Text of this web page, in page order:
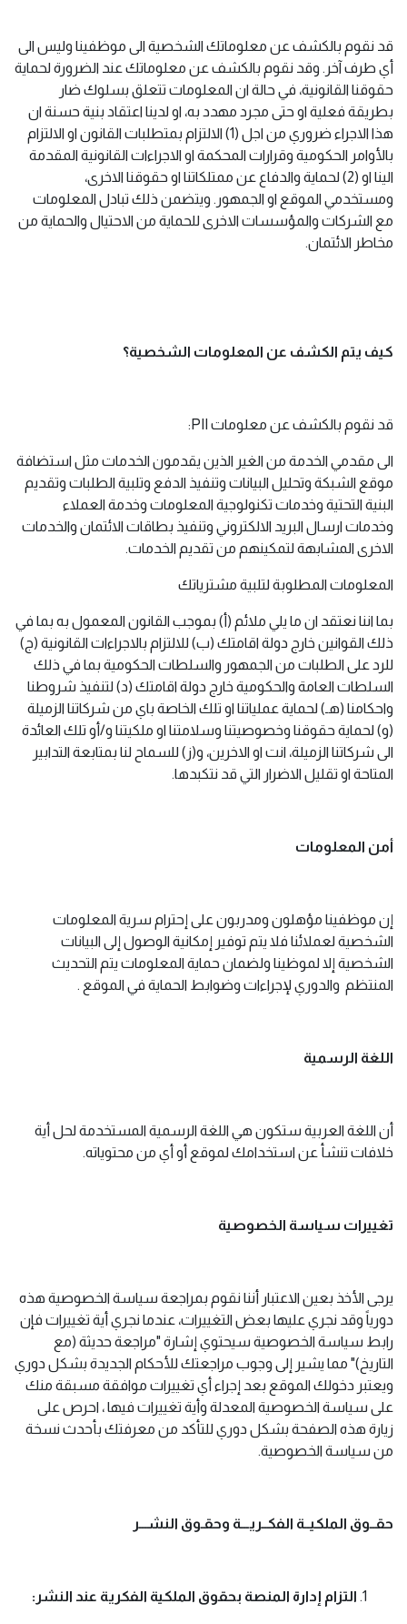
قد نقوم بالكشف عن معلوماتك الشخصية الى موظفينا وليس الى
أي طرف آخر. وقد نقوم بالكشف عن معلوماتك عند الضرورة لحماية
حقوقنا القانونية، في حالة ان المعلومات تتعلق بسلوك ضار
بطريقة فعلية او حتى مجرد مهدد به، او لدينا اعتقاد بنية حسنة ان
هذا الاجراء ضروري من اجل (1) الالتزام بمتطلبات القانون او الالتزام
بالأوامر الحكومية وقرارات المحكمة او الاجراءات القانونية المقدمة
الينا او (2) لحماية والدفاع عن ممتلكاتنا او حقوقنا الاخرى،
ومستخدمي الموقع او الجمهور. ويتضمن ذلك تبادل المعلومات
مع الشركات والمؤسسات الاخرى للحماية من الاحتيال والحماية من
مخاطر الائتمان.
كيف يتم الكشف عن المعلومات الشخصية؟
قد نقوم بالكشف عن معلومات PII:
الى مقدمي الخدمة من الغير الذين يقدمون الخدمات مثل استضافة
موقع الشبكة وتحليل البيانات وتنفيذ الدفع وتلبية الطلبات وتقديم
البنية التحتية وخدمات تكنولوجية المعلومات وخدمة العملاء
وخدمات ارسال البريد الالكتروني وتنفيذ بطاقات الائتمان والخدمات
الاخرى المشابهة لتمكينهم من تقديم الخدمات.
المعلومات المطلوبة لتلبية مشترياتك
بما اننا نعتقد ان ما يلي ملائم (أ) بموجب القانون المعمول به بما في
ذلك القوانين خارج دولة اقامتك (ب) للالتزام بالاجراءات القانونية (ج)
للرد على الطلبات من الجمهور والسلطات الحكومية بما في ذلك
السلطات العامة والحكومية خارج دولة اقامتك (د) لتنفيذ شروطنا
واحكامنا (هـ) لحماية عملياتنا او تلك الخاصة باي من شركاتنا الزميلة
(و) لحماية حقوقنا وخصوصيتنا وسلامتنا او ملكيتنا و/أو تلك العائدة
الى شركاتنا الزميلة، انت او الاخرين، و(ز) للسماح لنا بمتابعة التدابير
المتاحة او تقليل الاضرار التي قد نتكبدها.
أمن المعلومات
إن موظفينا مؤهلون ومدربون على إحترام سرية المعلومات
الشخصية لعملائنا فلا یتم توفیر إمكانیة الوصول إلی البیانات
الشخصیة إلا لموظينا ولضمان حماية المعلومات يتم التحديث
المنتظم والدوري لإجراءات وضوابط الحماية في الموقع .
اللغة الرسمية
أن اللغة العربية ستكون هي اللغة الرسمية المستخدمة لحل أية
خلافات تنشأ عن استخدامك لموقع أو أي من محتوياته.
تغييرات سياسة الخصوصية
يرجى الأخذ بعين الاعتبار أننا نقوم بمراجعة سياسة الخصوصية هذه
دورياً وقد نجري عليها بعض التغييرات، عندما نجري أية تغييرات فإن
رابط سياسة الخصوصية سيحتوي إشارة "مراجعة حديثة (مع
التاريخ)" مما يشير إلى وجوب مراجعتك للأحكام الجديدة بشكل دوري
ويعتبر دخولك الموقع بعد إجراء أي تغييرات موافقة مسبقة منك
على سياسة الخصوصية المعدلة وأية تغييرات فيها ، احرص على
زيارة هذه الصفحة بشكل دوري للتأكد من معرفتك بأحدث نسخة
من سياسة الخصوصية.
حقــوق الملكيــة الفكــريـــة وحقـوق النشـــر
التزام إدارة المنصة بحقوق الملكية الفكرية عند النشر :